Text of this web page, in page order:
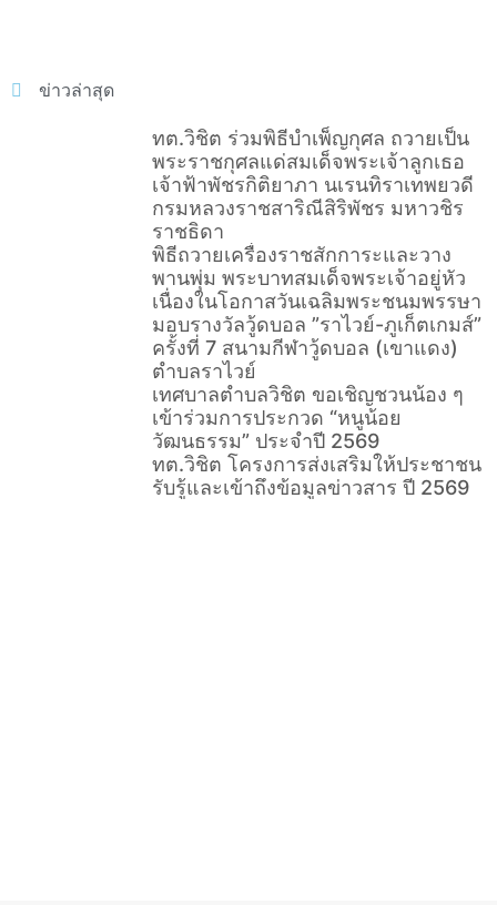
ข่าวล่าสุด
ทต.วิชิต ร่วมพิธีบำเพ็ญกุศล ถวายเป็น
พระราชกุศลแด่สมเด็จพระเจ้าลูกเธอ
เจ้าฟ้าพัชรกิติยาภา นเรนทิราเทพยวดี
กรมหลวงราชสาริณีสิริพัชร มหาวชิร
ราชธิดา
พิธีถวายเครื่องราชสักการะและวาง
พานพุ่ม พระบาทสมเด็จพระเจ้าอยู่หัว
เนื่องในโอกาสวันเฉลิมพระชนมพรรษา
มอบรางวัลวู้ดบอล ”ราไวย์-ภูเก็ตเกมส์”
ครั้งที่ 7 สนามกีฬาวู้ดบอล (เขาแดง)
ตำบลราไวย์
เทศบาลตำบลวิชิต ขอเชิญชวนน้อง ๆ
เข้าร่วมการประกวด “หนูน้อย
วัฒนธรรม” ประจำปี 2569
ทต.วิชิต โครงการส่งเสริมให้ประชาชน
รับรู้และเข้าถึงข้อมูลข่าวสาร ปี 2569